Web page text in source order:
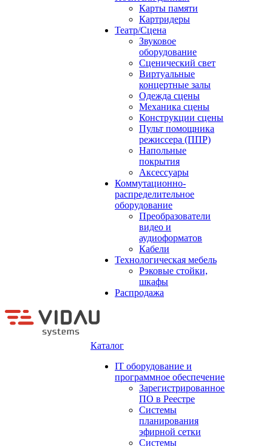
Карты памяти
Картридеры
Театр/Сцена
Звуковое
оборудование
Сценический свет
Виртуальные
концертные залы
Одежда сцены
Механика сцены
Конструкции сцены
Пульт помощника
режиссера (ППР)
Напольные
покрытия
Аксессуары
Коммутационно-
распределительное
оборудование
Преобразователи
видео и
аудиоформатов
Кабели
Технологическая мебель
Рэковые стойки,
шкафы
Распродажа
Каталог
IT оборудование и
программное обеспечение
Зарегистрированное
ПО в Реестре
Системы
планирования
эфирной сетки
Системы